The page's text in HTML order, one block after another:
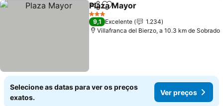
PartilharAdicionar aos favoritos
Plaza Mayor
3 Estrelas
9,1 Excelente
1.234
Villafranca del Bierzo, a 10.3 km de Sobrado
Selecione as datas para ver os preços
exatos.
Ver preços